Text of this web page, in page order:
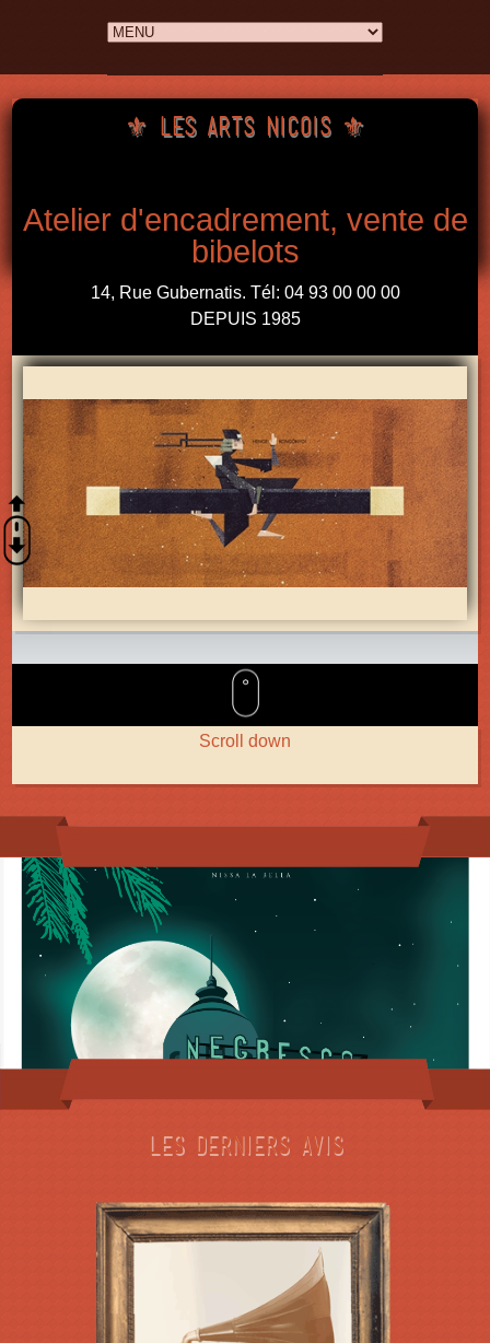
⚜ Les arts nicois ⚜
Atelier d'encadrement, vente de
bibelots
14, Rue Gubernatis. Tél: 04 93 00 00 00
DEPUIS 1985
Scroll down
Les derniers avis